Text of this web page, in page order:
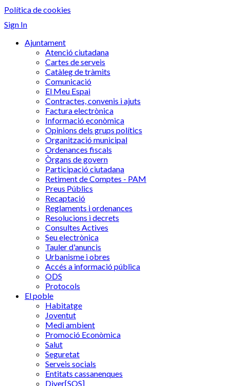
Política de cookies
Sign In
Ajuntament
Atenció ciutadana
Cartes de serveis
Catàleg de tràmits
Comunicació
El Meu Espai
Contractes, convenis i ajuts
Factura electrònica
Informació econòmica
Opinions dels grups polítics
Organització municipal
Ordenances fiscals
Òrgans de govern
Participació ciutadana
Retiment de Comptes - PAM
Preus Públics
Recaptació
Reglaments i ordenances
Resolucions i decrets
Consultes Actives
Seu electrònica
Tauler d'anuncis
Urbanisme i obres
Accés a informació pública
ODS
Protocols
El poble
Habitatge
Joventut
Medi ambient
Promoció Econòmica
Salut
Seguretat
Serveis socials
Entitats cassanenques
Diver[SOS]